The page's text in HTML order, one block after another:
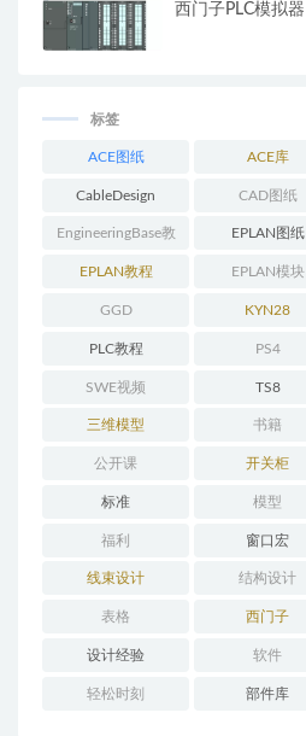
西门子PLC模拟器
标签
ACE图纸 ACE库
CableDesign CAD图纸
EngineeringBase教
程
EPLAN图纸
EPLAN教程 EPLAN模块
GGD KYN28
PLC教程 PS4
SWE视频 TS8
三维模型 书籍
公开课 开关柜
标准 模型
福利 窗口宏
线束设计 结构设计
表格 西门子
设计经验 软件
轻松时刻 部件库